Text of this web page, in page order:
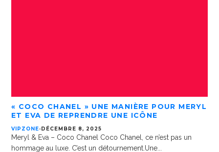
« COCO CHANEL » UNE MANIÈRE POUR MERYL
ET EVA DE REPRENDRE UNE ICÔNE
VIPZONE· DÉCEMBRE 8, 2025
Meryl & Eva – Coco Chanel Coco Chanel, ce n’est pas un
hommage au luxe. C’est un détournement.Une